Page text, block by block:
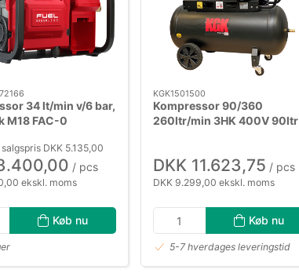
34 lt/min v/6 bar,
M18 FAC-0
DKK 5.135,00
/ pcs
ekskl. moms
Køb nu
KGK1501500
Kompressor 90/360
260ltr/min 3HK 400V 90ltr
DKK 11.623,75 / pcs
DKK 9.299,00 ekskl. moms
Køb nu
5-7 hverdages leveringstid